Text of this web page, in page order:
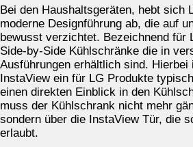
Bei den Haushaltsgeräten, hebt sich
moderne Designführung ab, die auf
bewusst verzichtet. Bezeichnend für
Side-by-Side Kühlschränke die in
Ausführungen erhältlich sind. Hierbei
InstaView ein für LG Produkte
einen direkten Einblick in den
muss der Kühlschrank nicht mehr
sondern über die InstaView Tür, die
erlaubt.